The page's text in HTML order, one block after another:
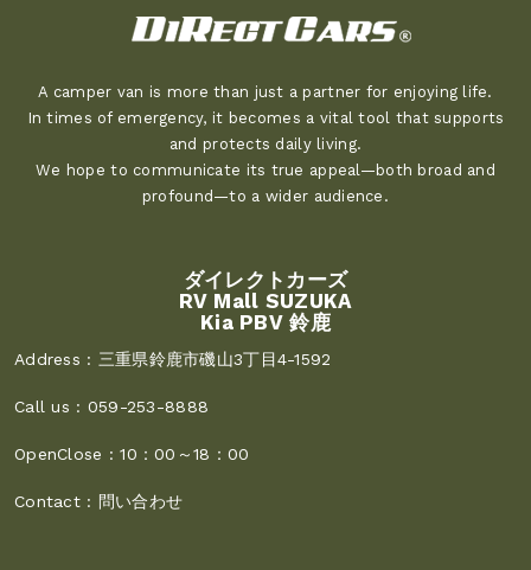
A camper van is more than just a partner for enjoying life.
In times of emergency, it becomes a vital tool that supports
and protects daily living.
We hope to communicate its true appeal—both broad and
profound—to a wider audience.
ダイレクトカーズ
RV Mall SUZUKA
Kia PBV 鈴鹿
Address : 三重県鈴鹿市磯山3丁目4-1592
Call us : 059-253-8888
OpenClose :10：00～18：00
Contact : 問い合わせ